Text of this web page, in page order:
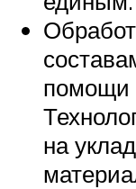
помощи
на